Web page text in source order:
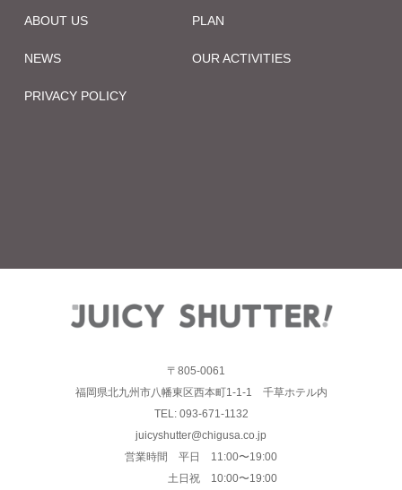
ABOUT US
NEWS
PRIVACY POLICY
PLAN
OUR ACTIVITIES
〒805-0061
福岡県北九州市八幡東区西本町1-1-1 千草ホテル内
TEL: 093-671-1132
juicyshutter@chigusa.co.jp
営業時間 平日 11:00〜19:00
土日祝 10:00〜19:00